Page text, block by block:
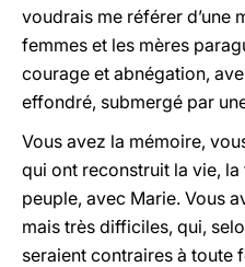
voudrais me référer d’une
femmes et les mères
courage et abnégation,
effondré, submergé par
Vous avez la mémoire,
qui ont reconstruit la vie,
peuple, avec Marie. Vous
mais très difficiles, qui,
seraient contraires à toute